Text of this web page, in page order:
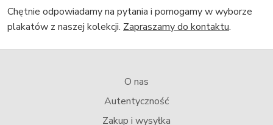
Chętnie odpowiadamy na pytania i pomogamy w wyborze
plakatów z naszej kolekcji. Zapraszamy do kontaktu.
O nas
Autentyczność
Zakup i wysyłka